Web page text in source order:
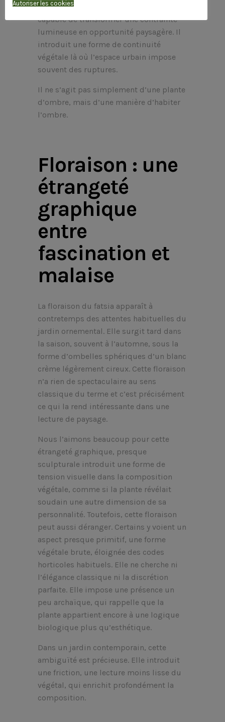
un outil de composition à part entière,
capable de transformer une contrainte
lumineuse en opportunité paysagère. Il
introduit une forme de continuité
végétale là où l’espace urbain impose
souvent des ruptures.
Il ne s’agit pas simplement d’une plante
d’ombre, mais d’une manière d’habiter
l’ombre.
Floraison : une
étrangeté
graphique
entre
fascination et
malaise
La floraison du fatsia apparaît à
contretemps des attentes habituelles du
jardin ornemental. Elle surgit tard dans
la saison, souvent à l’automne, sous la
forme d’ombelles sphériques d’un blanc
crème légèrement cireux. Cette floraison
n’a rien de spectaculaire au sens
classique du terme et c’est précisément
ce qui la rend intéressante dans une
lecture de paysage.
Nous l’aimons beaucoup pour cette
étrangeté graphique, presque
sculpturale introduit une forme de
tension visuelle dans la composition
végétale, comme si la plante révélait
soudain une autre dimension de sa
personnalité. Toutefois, cette floraison
peut aussi déranger. Certains y voient un
aspect presque primitif, une forme
végétale brute, éloignée des codes
horticoles habituels. Elle ne cherche ni
l’élégance classique ni la discrétion
parfaite. Elle impose une présence un
peu archaïque, qui rappelle que la
plante appartient encore à une logique
biologique plus qu’esthétique.
Dans un jardin contemporain, cette
ambiguïté est précieuse. Elle introduit
une friction, une lecture moins lisse du
végétal, qui enrichit profondément la
composition.
Autoriser les cookies